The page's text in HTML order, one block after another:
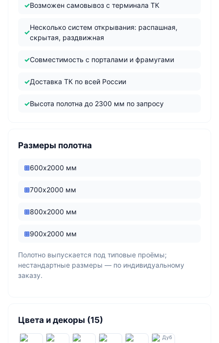
Возможен самовывоз с терминала ТК
Несколько систем открывания: распашная,
скрытая, раздвижная
Совместимость с порталами и фрамугами
Доставка ТК по всей России
Высота полотна до 2300 мм по запросу
Размеры полотна
600х2000 мм
700х2000 мм
800х2000 мм
900х2000 мм
Полотно выпускается под типовые проёмы;
нестандартные размеры — по индивидуальному
заказу.
Цвета и декоры (15)